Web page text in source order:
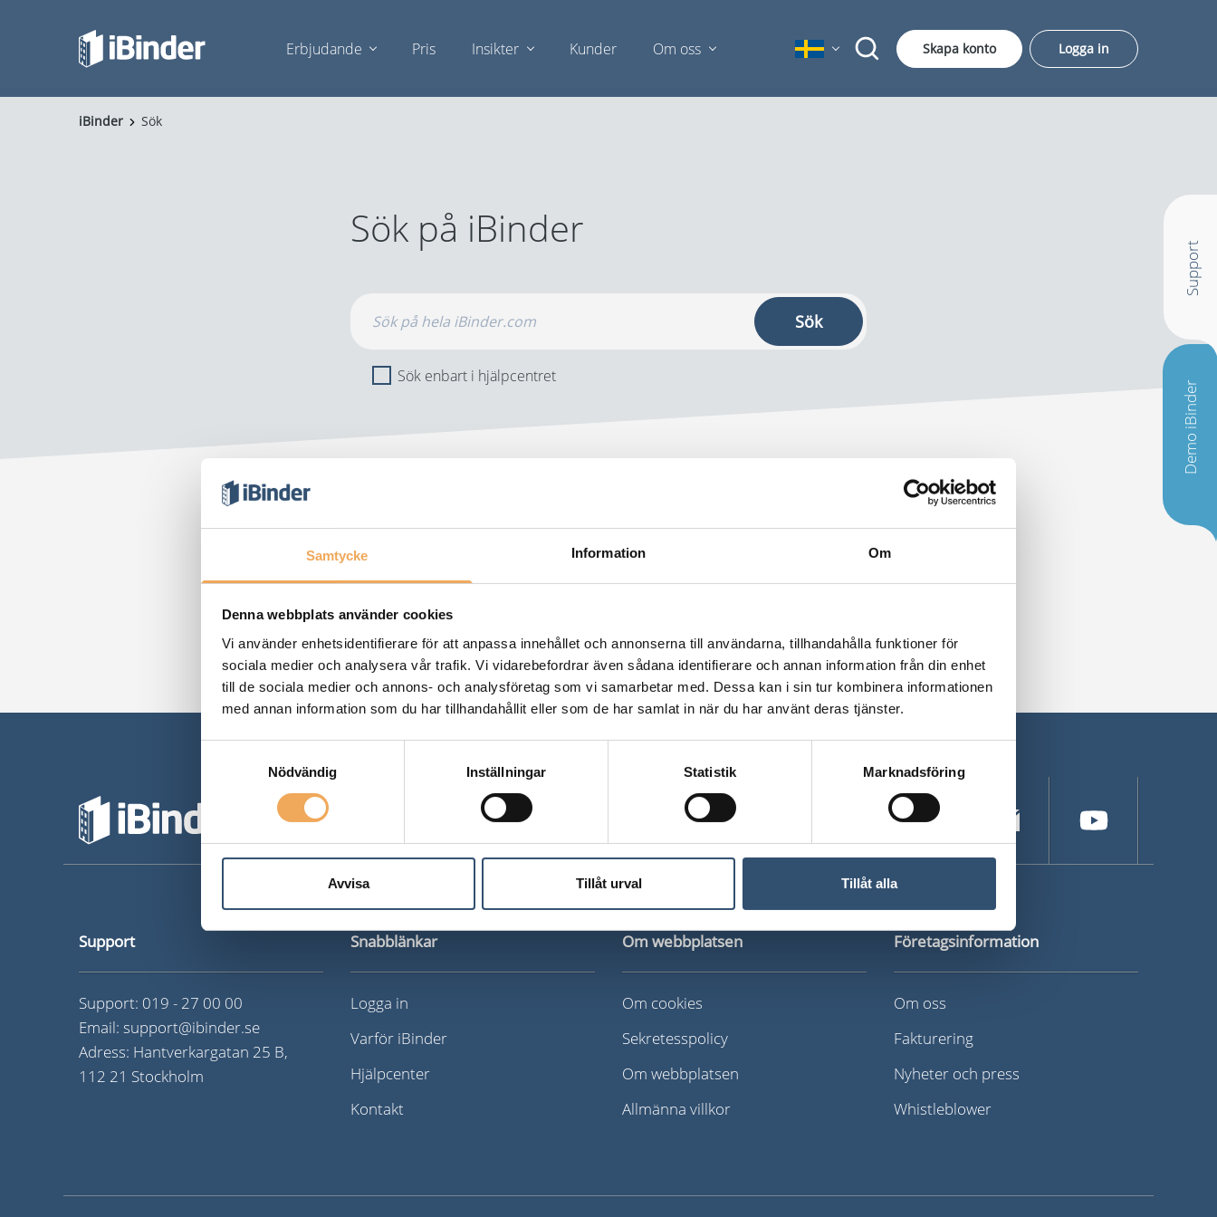
Samtycke Information Om
Denna webbplats använder cookies
Vi använder enhetsidentifierare för att anpassa innehållet och annonserna till användarna, tillhandahålla funktioner för
sociala medier och analysera vår trafik. Vi vidarebefordrar även sådana identifierare och annan information från din enhet
till de sociala medier och annons- och analysföretag som vi samarbetar med. Dessa kan i sin tur kombinera informationen
med annan information som du har tillhandahållit eller som de har samlat in när du har använt deras tjänster.
Nödvändig
Inställningar Statistik Marknadsföring
Avvisa Tillåt urval Tillåt alla
Erbjudande Pris Insikter Kunder Om oss Skapa konto Logga in
iBinder Sök
Sök på iBinder
Sök
Sök enbart i hjälpcentret
Support
Demo iBinder
Support
Support: 019 - 27 00 00
Email: support@ibinder.se
Adress: Hantverkargatan 25 B,
112 21 Stockholm
Snabblänkar
Logga in
Varför iBinder
Hjälpcenter
Kontakt
Om webbplatsen
Om cookies
Sekretesspolicy
Om webbplatsen
Allmänna villkor
Företagsinformation
Om oss
Fakturering
Nyheter och press
Whistleblower